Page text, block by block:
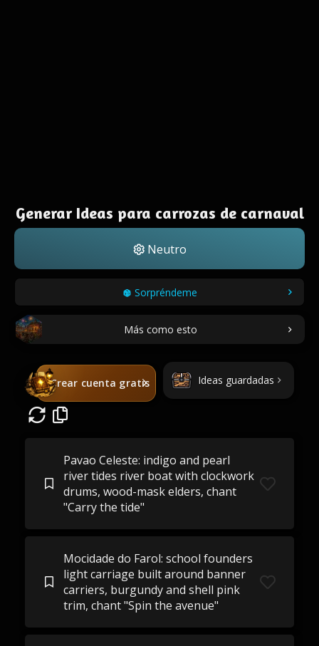
Generar Ideas para carrozas de carnaval
Neutro
Sorpréndeme
Más como esto
Crear cuenta gratis Ideas guardadas
Pavao Celeste: indigo and pearl
river tides river boat with clockwork
drums, wood-mask elders, chant
"Carry the tide"
Mocidade do Farol: school founders
light carriage built around banner
carriers, burgundy and shell pink
trim, chant "Spin the avenue"